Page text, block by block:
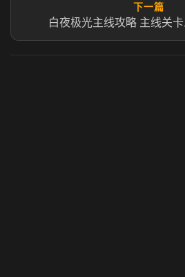
下一篇
白夜极光主线攻略 主线关